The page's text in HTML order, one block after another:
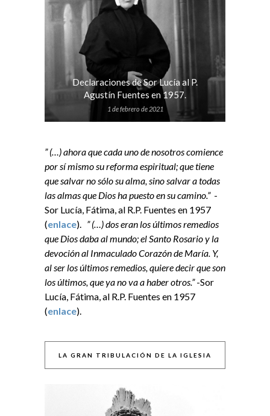
Declaraciones de Sor Lucía al P.
Agustín Fuentes en 1957.
1 de febrero de 2021
” (…) ahora que cada uno de nosotros comience
por sí mismo su reforma espiritual; que tiene
que salvar no sólo su alma, sino salvar a todas
las almas que Dios ha puesto en su camino.” -
Sor Lucía, Fátima, al R.P. Fuentes en 1957
(enlace). ” (…) dos eran los últimos remedios
que Dios daba al mundo; el Santo Rosario y la
devoción al Inmaculado Corazón de María. Y,
al ser los últimos remedios, quiere decir que son
los últimos, que ya no va a haber otros.”-Sor
Lucía, Fátima, al R.P. Fuentes en 1957
(enlace).
LA GRAN TRIBULACIÓN DE LA IGLESIA